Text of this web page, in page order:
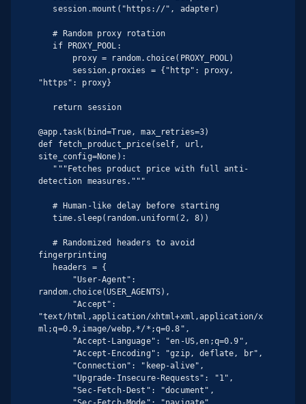
   # Random proxy rotation
"https": proxy}
@app.task(bind=True, max_retries=3)
def fetch_product_price(self, url,
site_config=None):
detection measures."""
   # Human-like delay before starting
   time.sleep(random.uniform(2, 8))
   # Randomized headers to avoid
fingerprinting
random.choice(USER_AGENTS),
"text/html,application/xhtml+xml,application/x
ml;q=0.9,image/webp,*/*;q=0.8",